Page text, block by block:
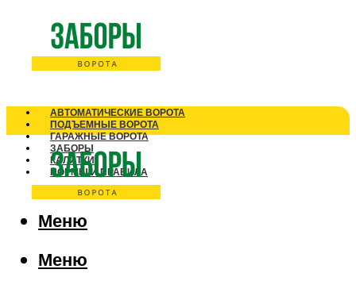
АВТОМАТИЧЕСКИЕ ВОРОТА
ПОДЪЕМНЫЕ ВОРОТА
ГАРАЖНЫЕ ВОРОТА
ЗАБОРЫ
КАЛИТКИ
НОРМЫ И ПРАВИЛА
Меню
Меню